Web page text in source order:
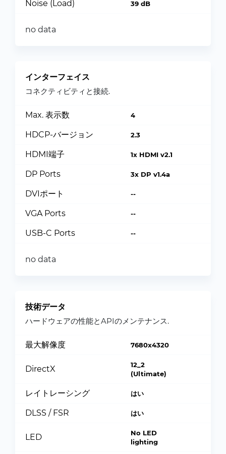
Noise (Load) 39 dB
no data
インターフェイス
コネクティビティと接続.
Max. 表示数 4
HDCP-バージョン 2.3
HDMI端子 1x HDMI v2.1
DP Ports 3x DP v1.4a
DVIポート --
VGA Ports --
USB-C Ports --
no data
技術データ
ハードウェアの性能とAPIのメンテナンス.
最大解像度 7680x4320
DirectX
12_2
(Ultimate)
レイトレーシング はい
DLSS / FSR はい
LED
No LED
lighting